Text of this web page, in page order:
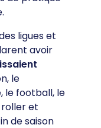
ligues et
avoir
le
le football, le
et
de saison